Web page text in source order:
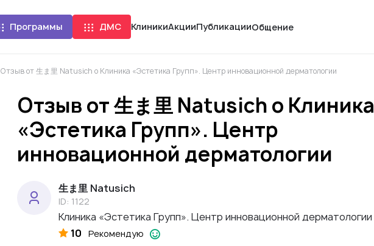
Программы ДМС КлиникиАкцииПубликацииОбщение
Отзыв от 生ま里 Natusich о Клиника «Эстетика Групп». Центр инновационной дерматологии
Отзыв от 生ま里 Natusich о Клиника
«Эстетика Групп». Центр
инновационной дерматологии
生ま里 Natusich
ID: 1122
Клиника «Эстетика Групп». Центр инновационной дерматологии
10 Рекомендую